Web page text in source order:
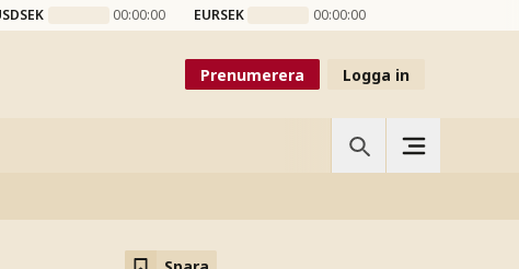
00:00:00 EURSEK 00:00:00
Prenumerera Logga in